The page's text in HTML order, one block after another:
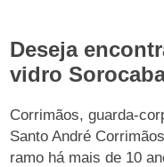
Deseja
vidro
Corrimãos, guarda-
Santo André
ramo há mais de 10